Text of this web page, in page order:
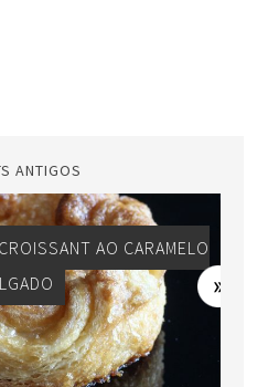
ANTIGOS
AO CARAMELO